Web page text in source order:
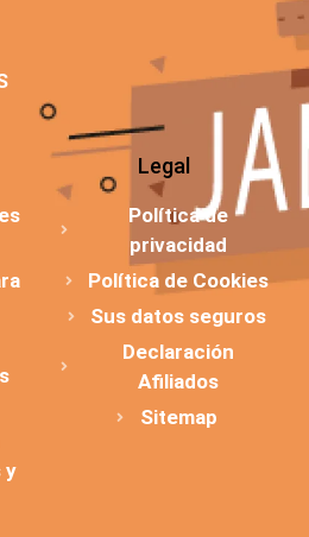
y
Legal
Política de
privacidad
Política de Cookies
Sus datos seguros
Declaración
Afiliados
Sitemap